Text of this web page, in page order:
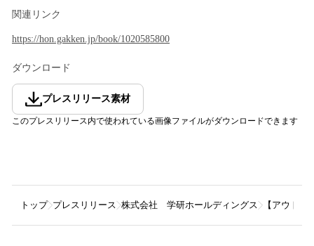
関連リンク
https://hon.gakken.jp/book/1020585800
ダウンロード
プレスリリース素材
このプレスリリース内で使われている画像ファイルがダウンロードできます
トップ プレスリリース 株式会社 学研ホールディングス 【アウト